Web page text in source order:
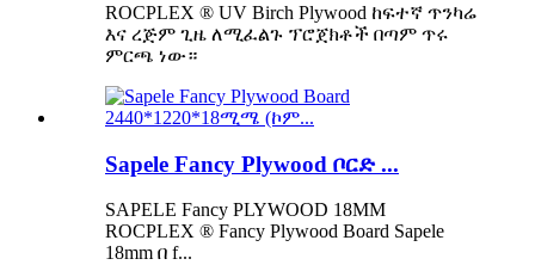
ROCPLEX ® UV Birch Plywood ከፍተኛ ጥንካሬ
እና ረጅም ጊዜ ለሚፈልጉ ፕሮጀክቶች በጣም ጥሩ
ምርጫ ነው።
Sapele Fancy Plywood ቦርድ ...
SAPELE Fancy PLYWOOD 18MM
ROCPLEX ® Fancy Plywood Board Sapele
18mm በ f...